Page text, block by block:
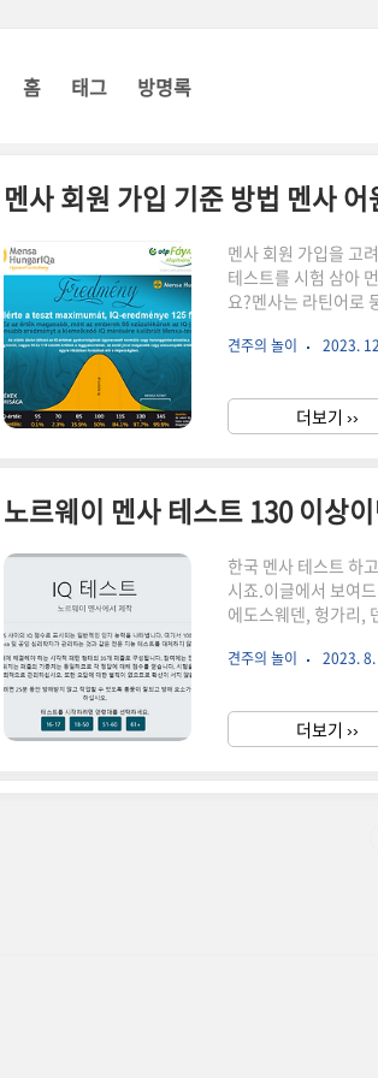
홈 태그 방명록
멘사 회원 가입 기준 방법 멘사
멘사 회원 가입을 고
테스트를 시험 삼아
요?멘사는 라틴어로
1946년 영국에서 롤
증명과 육성, 지성의
경을 제공합니다. 멘
견주의 놀이 2023.
더보기 ››
노르웨이 멘사 테스트 130 이상
한국 멘사 테스트 하
시죠.이글에서 보여
에도스웨덴, 헝가리,
점수가 좀 높게 나오
anonymous! We
견주의 놀이 2023.
더보기 ››